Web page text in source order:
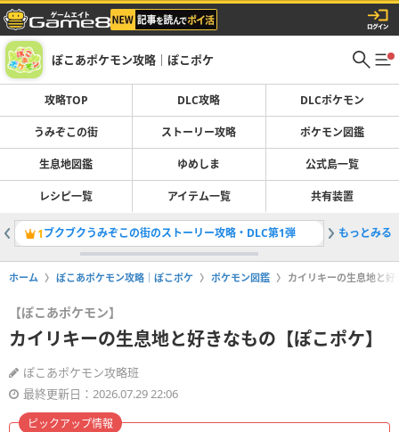
ぽこあポケモン攻略｜ぽこポケ
攻略TOP DLC攻略 DLCポケモン
うみぞこの街 ストーリー攻略 ポケモン図鑑
生息地図鑑 ゆめしま 公式島一覧
レシピ一覧 アイテム一覧 共有装置
1ブクブクうみぞこの街のストーリー攻略・DLC第1弾 2生息地
もっとみる
ホーム ぽこあポケモン攻略｜ぽこポケ ポケモン図鑑 カイリキーの生息地と
【ぽこあポケモン】
カイリキーの生息地と好きなもの【ぽこポケ】
ぽこあポケモン攻略班
最終更新日：2026.07.29 22:06
ピックアップ情報